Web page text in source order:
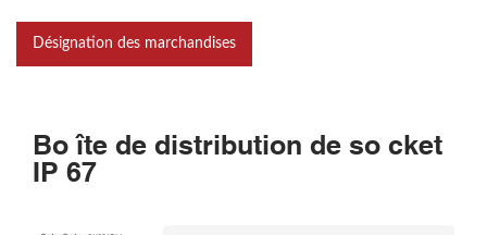
Désignation des marchandises
Bo îte de distribution de so cket
IP 67